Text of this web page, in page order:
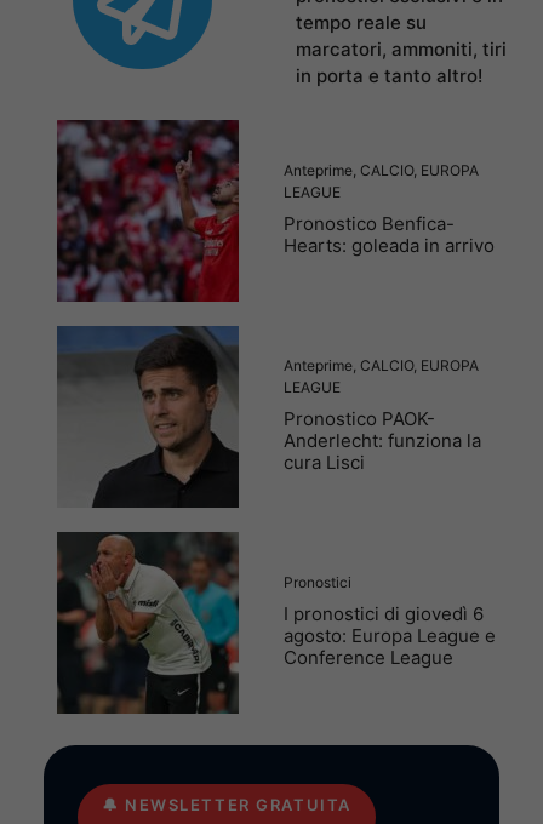
tempo reale su
marcatori, ammoniti, tiri
in porta e tanto altro!
Anteprime CALCIO, EUROPA
LEAGUE
Pronostico Benfica-
Hearts: goleada in arrivo
Anteprime CALCIO, EUROPA
LEAGUE
Pronostico PAOK-
Anderlecht: funziona la
cura Lisci
Pronostici
I pronostici di giovedì 6
agosto: Europa League e
Conference League
🔔 NEWSLETTER GRATUITA